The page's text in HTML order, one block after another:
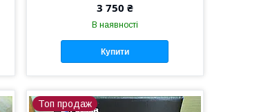
3 750 ₴
В наявності
Купити
Топ продаж